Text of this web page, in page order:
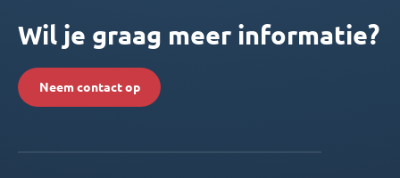
Wil je graag meer informatie?
Neem contact op